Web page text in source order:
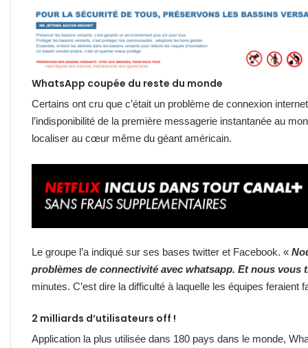
WhatsApp coupée du reste du monde
Certains ont cru que c’était un problème de connexion
l’indisponibilité de la première messagerie instantanée au
localiser au cœur même du géant américain.
Le groupe l’a indiqué sur ses bases twitter et Facebook. «
problèmes de connectivité avec whatsapp. Et nous
minutes. C’est dire la difficulté à laquelle les équipes feraient
2 milliards d’utilisateurs off !
Application la plus utilisée dans 180 pays dans le monde,